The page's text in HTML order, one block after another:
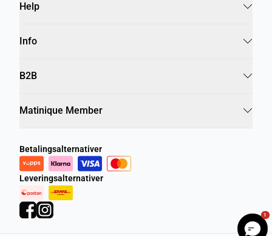
Help
Info
B2B
Matinique Member
Betalingsalternativer
Leveringsalternativer
1